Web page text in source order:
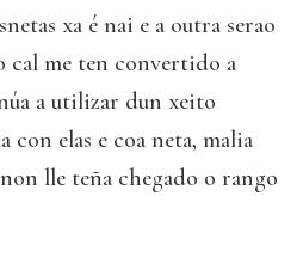
xa é nai e a outra serao
cal me ten convertido a
a utilizar dun xeito
con elas e coa neta, malia
lle teña chegado o rango